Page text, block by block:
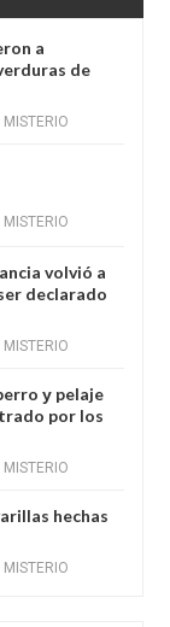
a
de
volvió a
declarado
у pelaje
por los
hechas